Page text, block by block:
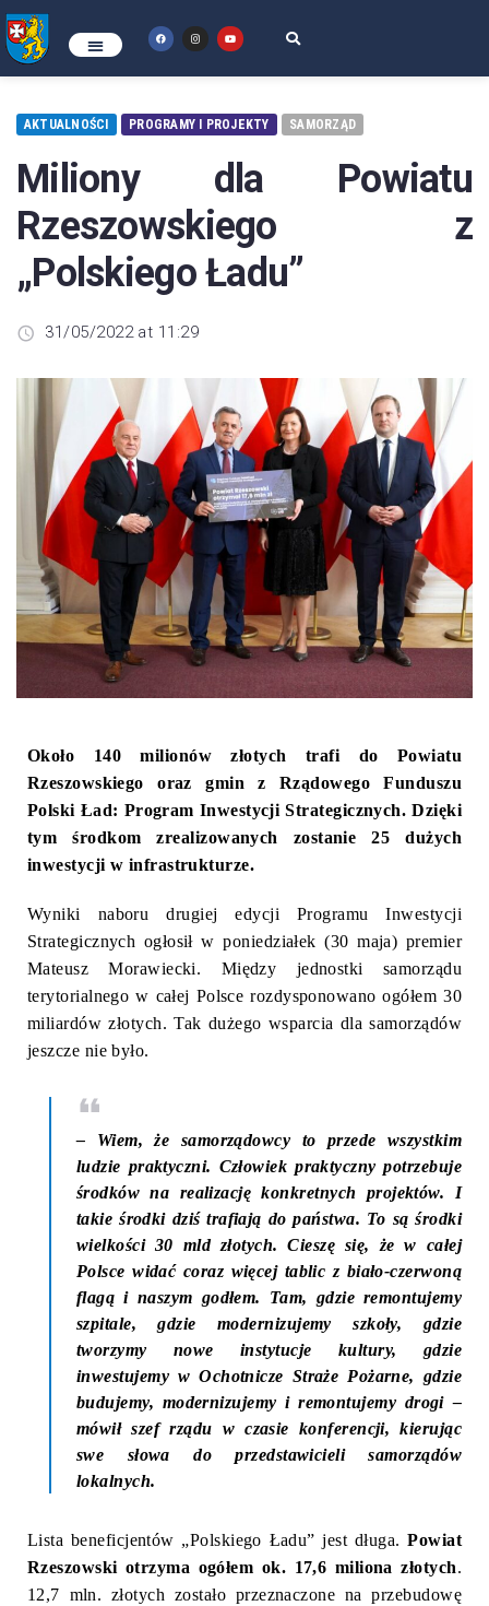
AKTUALNOŚCI PROGRAMY I PROJEKTY SAMORZĄD
Miliony dla Powiatu
Rzeszowskiego z
„Polskiego Ładu”
31/05/2022 at 11:29
Około 140 milionów złotych trafi do Powiatu
Rzeszowskiego oraz gmin z Rządowego Funduszu
Polski Ład: Program Inwestycji Strategicznych. Dzięki
tym środkom zrealizowanych zostanie 25 dużych
inwestycji w infrastrukturze.
Wyniki naboru drugiej edycji Programu Inwestycji
Strategicznych ogłosił w poniedziałek (30 maja) premier
Mateusz Morawiecki. Między jednostki samorządu
terytorialnego w całej Polsce rozdysponowano ogółem 30
miliardów złotych. Tak dużego wsparcia dla samorządów
jeszcze nie było.
– Wiem, że samorządowcy to przede wszystkim
ludzie praktyczni. Człowiek praktyczny potrzebuje
środków na realizację konkretnych projektów. I
takie środki dziś trafiają do państwa. To są środki
wielkości 30 mld złotych. Cieszę się, że w całej
Polsce widać coraz więcej tablic z biało-czerwoną
flagą i naszym godłem. Tam, gdzie remontujemy
szpitale, gdzie modernizujemy szkoły, gdzie
tworzymy nowe instytucje kultury, gdzie
inwestujemy w Ochotnicze Straże Pożarne, gdzie
budujemy, modernizujemy i remontujemy drogi–
mówił szef rządu w czasie konferencji, kierując
swe słowa do przedstawicieli samorządów
lokalnych.
Lista beneficjentów „Polskiego Ładu” jest długa.Powiat
Rzeszowski otrzyma ogółem ok. 17,6 miliona złotych.
12,7 mln. złotych zostało przeznaczone na przebudowę